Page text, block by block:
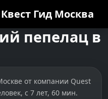
Квест Гид Москва
пепелац в
от компании Quest
с 7 лет, 60 мин.